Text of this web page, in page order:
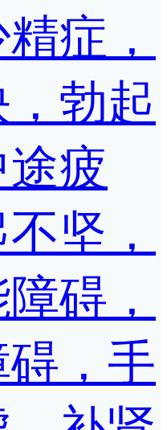
症，
勃起
疲
坚，
碍，
，手